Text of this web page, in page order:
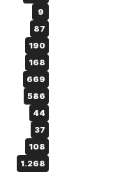
9
87
190
168
669
586
44
37
108
1.268